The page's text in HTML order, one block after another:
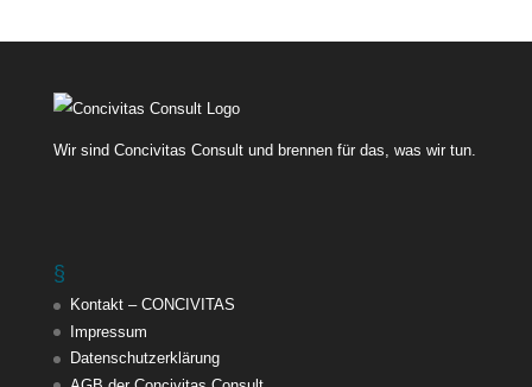
Wir sind Concivitas Consult und brennen für das, was wir tun.
§
Kontakt – CONCIVITAS
Impressum
Datenschutzerklärung